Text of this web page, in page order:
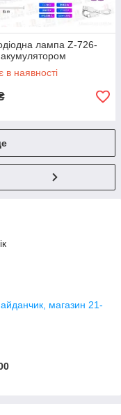
лампа Z-726-
в наявності
магазин 21-